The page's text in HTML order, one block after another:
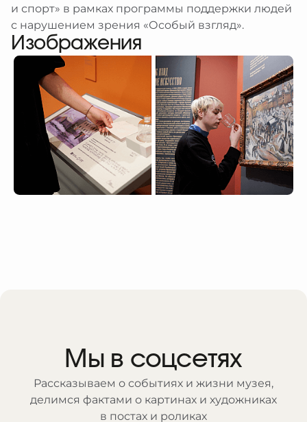
и спорт» в рамках программы поддержки людей
с нарушением зрения «Особый взгляд».
Изображения
Мы в соцсетях
Рассказываем о событиях и жизни музея,
делимся фактами о картинах и художниках
в постах и роликах